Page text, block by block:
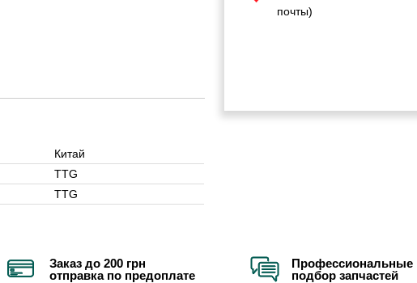
Китай
TTG
TTG
почты)
Заказ до 200 грн
отправка по предоплате
Профессиональные
подбор запчастей